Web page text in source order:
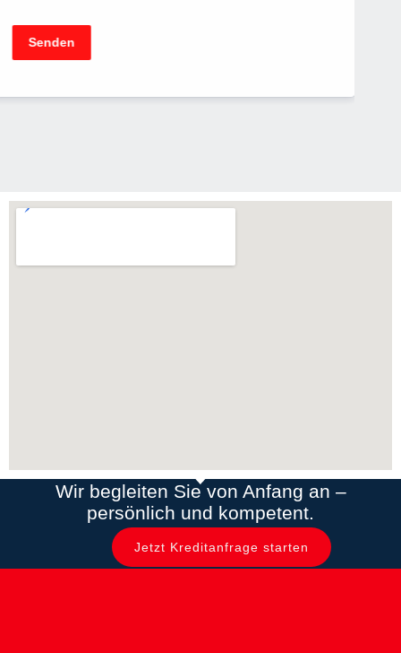
Senden
Jetzt Kreditanfrage starten
Wir begleiten Sie von Anfang an –
persönlich und kompetent.